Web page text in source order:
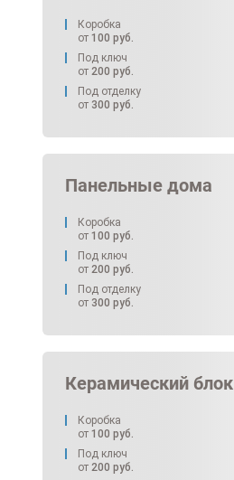
Коробка
от 100 руб.
Под ключ
от 200 руб.
Под отделку
от 300 руб.
Панельные дома
Коробка
от 100 руб.
Под ключ
от 200 руб.
Под отделку
от 300 руб.
Керамический блок
Коробка
от 100 руб.
Под ключ
от 200 руб.